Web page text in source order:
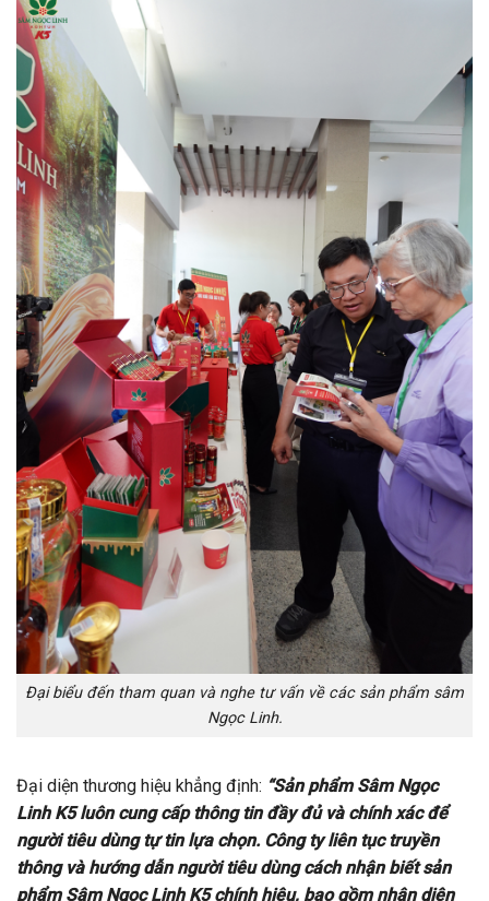
Đại biểu đến tham quan và nghe tư vấn về các sản phẩm sâm
Ngọc Linh.
Đại diện thương hiệu khẳng định: “Sản phẩm Sâm Ngọc
Linh K5 luôn cung cấp thông tin đầy đủ và chính xác để
người tiêu dùng tự tin lựa chọn. Công ty liên tục truyền
thông và hướng dẫn người tiêu dùng cách nhận biết sản
phẩm Sâm Ngọc Linh K5 chính hiệu, bao gồm nhận diện